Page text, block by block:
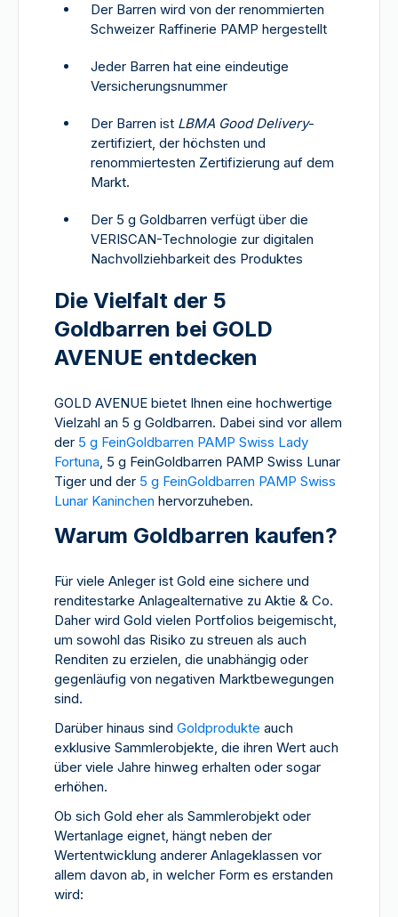
Der Barren wird von der renommierten
Schweizer Raffinerie PAMP hergestellt
Jeder Barren hat eine eindeutige
Versicherungsnummer
Der Barren ist LBMA Good Delivery-
zertifiziert, der höchsten und
renommiertesten Zertifizierung auf dem
Markt.
Der 5 g Goldbarren verfügt über die
VERISCAN-Technologie zur digitalen
Nachvollziehbarkeit des Produktes
Die Vielfalt der 5
Goldbarren bei GOLD
AVENUE entdecken
GOLD AVENUE bietet Ihnen eine hochwertige
Vielzahl an 5 g Goldbarren. Dabei sind vor allem
der 5 g FeinGoldbarren PAMP Swiss Lady
Fortuna, 5 g FeinGoldbarren PAMP Swiss Lunar
Tiger und der 5 g FeinGoldbarren PAMP Swiss
Lunar Kaninchen hervorzuheben.
Warum Goldbarren kaufen?
Für viele Anleger ist Gold eine sichere und
renditestarke Anlagealternative zu Aktie & Co.
Daher wird Gold vielen Portfolios beigemischt,
um sowohl das Risiko zu streuen als auch
Renditen zu erzielen, die unabhängig oder
gegenläufig von negativen Marktbewegungen
sind.
Darüber hinaus sind Goldprodukte auch
exklusive Sammlerobjekte, die ihren Wert auch
über viele Jahre hinweg erhalten oder sogar
erhöhen.
Ob sich Gold eher als Sammlerobjekt oder
Wertanlage eignet, hängt neben der
Wertentwicklung anderer Anlageklassen vor
allem davon ab, in welcher Form es erstanden
wird: